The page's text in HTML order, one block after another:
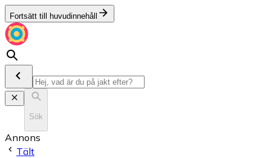
Fortsätt till huvudinnehåll
Sök
Annons
Tält